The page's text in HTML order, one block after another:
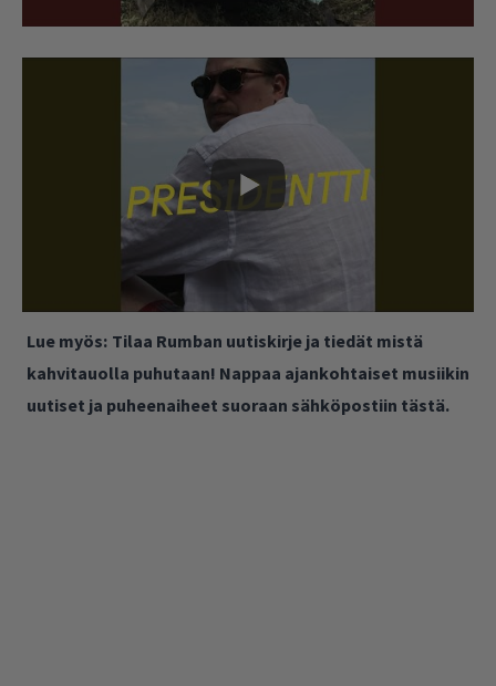
Lue myös: Tilaa Rumban uutiskirje ja tiedät mistä
kahvitauolla puhutaan! Nappaa ajankohtaiset musiikin
uutiset ja puheenaiheet suoraan sähköpostiin tästä.